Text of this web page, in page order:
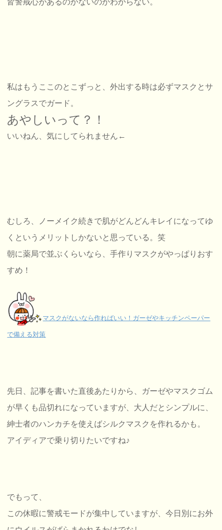
私はもうここのとこずっと、外出する時は必ずマスクとサ
ングラスでガード。
あやしいって？！
いいねん、気にしてられません←
むしろ、ノーメイク続きで肌がどんどんキレイになってゆ
くというメリットしかないと思っている。笑
朝に薬局で並ぶくらいなら、手作りマスクがやっぱりおす
すめ！
マスクがないなら作ればいい！ガーゼやキッチンペーパー
で備える対策
先日、記事を書いた直後あたりから、ガーゼやマスクゴム
が早くも品切れになっていますが、大人だとシンプルに、
紳士者のハンカチを使えばシルクマスクを作れるかも。
アイディアで乗り切りたいですね♪
でもって、
この休暇に警戒モードが集中していますが、今日別にお外